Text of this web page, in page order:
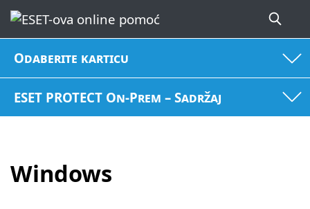
Odaberite karticu
ESET PROTECT On-Prem – Sadržaj
Windows